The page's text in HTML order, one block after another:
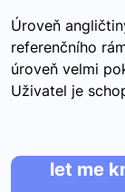
Úroveň
referenčního
úroveň velmi
Uživatel je
let me